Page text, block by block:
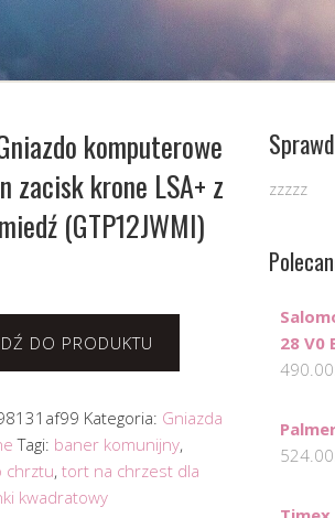
komputerowe
zacisk krone LSA+ z
(GTP12JWMI)
DO PRODUKTU
Kategoria: Gniazda
Tagi: baner komunijny,
chrztu, tort na chrzest dla
kwadratowy
zzzzz
28 V0
490.00
524.00